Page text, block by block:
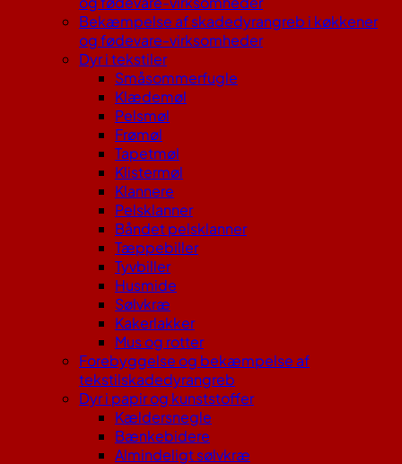
Bekæmpelse af skadedyrangreb i køkkener
og fødevare-virksomheder
Dyr i tekstiler
Småsommerfugle
Klædemøl
Pelsmøl
Frømøl
Tapetmøl
Klistermøl
Klannere
Pelsklanner
Båndet pelsklanner
Tæppebiller
Tyvbiller
Husmide
Sølvkræ
Kakerlakker
Mus og rotter
Forebyggelse og bekæmpelse af
tekstilskadedyrangreb
Dyr i papir og kunststoffer
Kældersnegle
Bænkebidere
Almindeligt sølvkræ